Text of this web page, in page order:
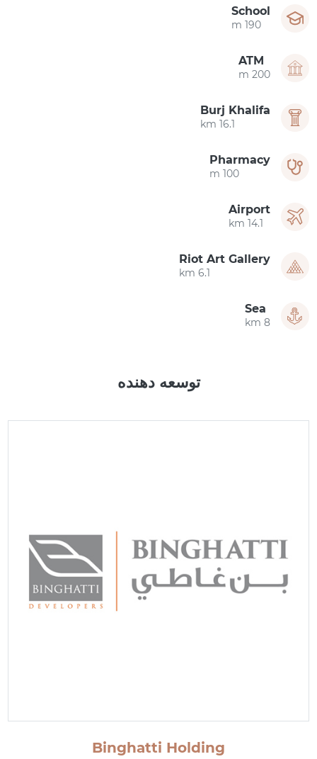
School
190 m
ATM
200 m
Burj Khalifa
16.1 km
Pharmacy
100 m
Airport
14.1 km
Riot Art Gallery
6.1 km
Sea
8 km
توسعه دهنده
Binghatti Holding